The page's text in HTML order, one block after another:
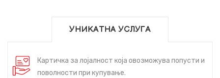
УНИКАТНА УСЛУГА
Картичка за лојалност која овозможува попусти и
поволности при купување.